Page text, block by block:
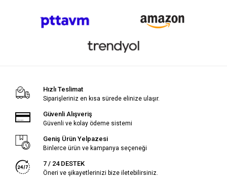
Hızlı Teslimat
Siparişleriniz en kısa sürede elinize ulaşır.
Güvenli Alışveriş
Güvenli ve kolay ödeme sistemi
Geniş Ürün Yelpazesi
Binlerce ürün ve kampanya seçeneği
7 / 24 DESTEK
Öneri ve şikayetlerinizi bize iletebilirsiniz.